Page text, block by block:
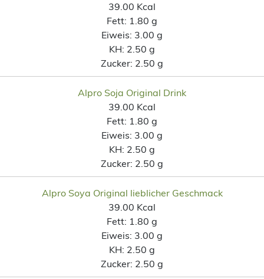
39.00 Kcal
Fett: 1.80 g
Eiweis: 3.00 g
KH: 2.50 g
Zucker: 2.50 g
Alpro Soja Original Drink
39.00 Kcal
Fett: 1.80 g
Eiweis: 3.00 g
KH: 2.50 g
Zucker: 2.50 g
Alpro Soya Original lieblicher Geschmack
39.00 Kcal
Fett: 1.80 g
Eiweis: 3.00 g
KH: 2.50 g
Zucker: 2.50 g